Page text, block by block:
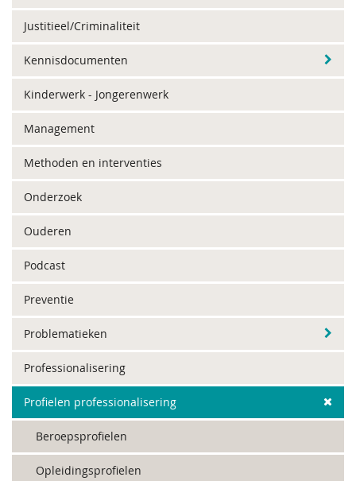
Justitieel/Criminaliteit
Kennisdocumenten
Kinderwerk - Jongerenwerk
Management
Methoden en interventies
Onderzoek
Ouderen
Podcast
Preventie
Problematieken
Professionalisering
Profielen professionalisering
Beroepsprofielen
Opleidingsprofielen